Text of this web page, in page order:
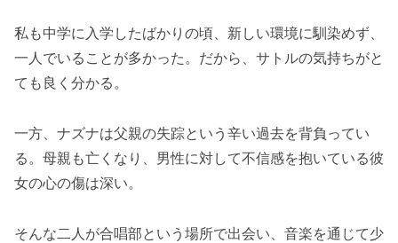
私も中学に入学したばかりの頃、新しい環境に馴染めず、
一人でいることが多かった。だから、サトルの気持ちがと
ても良く分かる。
一方、ナズナは父親の失踪という辛い過去を背負ってい
る。母親も亡くなり、男性に対して不信感を抱いている彼
女の心の傷は深い。
そんな二人が合唱部という場所で出会い、音楽を通じて少